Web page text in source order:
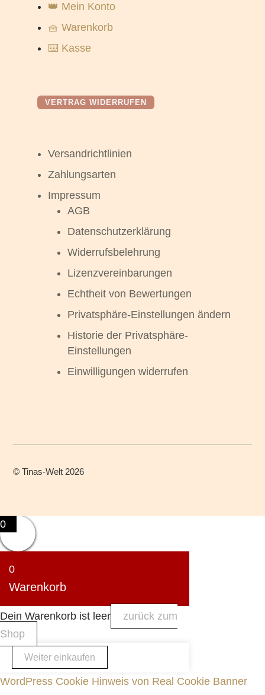
👑 Mein Konto
🧺 Warenkorb
⌨️ Kasse
VERTRAG WIDERRUFEN
Versandrichtlinien
Zahlungsarten
Impressum
AGB
Datenschutzerklärung
Widerrufsbelehrung
Lizenzvereinbarungen
Echtheit von Bewertungen
Privatsphäre-Einstellungen ändern
Historie der Privatsphäre-
Einstellungen
Einwilligungen widerrufen
©Tinas-Welt 2026
0
0
Warenkorb
Dein Warenkorb ist leer
zurück zum
Shop
Weiter einkaufen
WordPress Cookie Hinweis von Real Cookie Banner